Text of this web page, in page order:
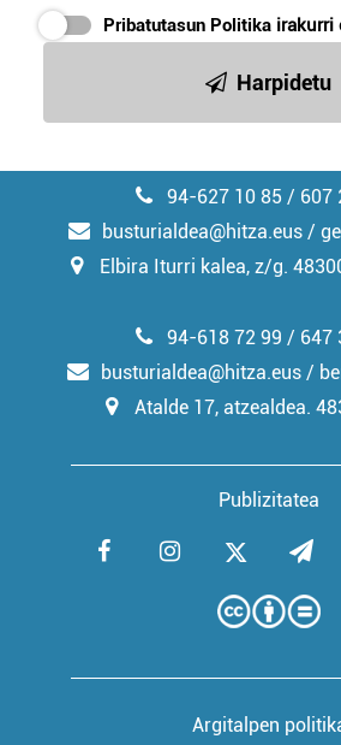
erabiltzeko baimen esplizitua ematen
irakurri
Pribatutasun Politika irakurri
Harpidetu
94-627 10 85 / 607
busturialdea@hitza.eus /
Elbira Iturri kalea, z/g.
Publizitatea
94-618 72 99 / 647
busturialdea@hitza.eus /
Atalde 17, atzealdea.
Argitalpen